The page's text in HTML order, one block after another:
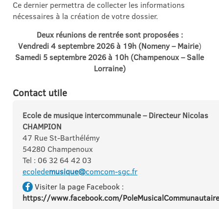
Ce dernier permettra de collecter les informations
nécessaires à la création de votre dossier.
Deux réunions de rentrée sont proposées :
Vendredi 4 septembre 2026 à 19h (Nomeny– Mairie)
Samedi 5 septembre 2026 à 10h (Champenoux – Salle
Lorraine)
Contact utile
Ecole demusiqueintercommunale – Directeur Nicolas
CHAMPION
47 Rue St-Barthélémy
54280 Champenoux
Tel : 06 32 64 42 03
ecoledemusique@comcom-sgc.fr
Visiter la page Facebook :
https://www.facebook.com/PoleMusicalCommunautaire